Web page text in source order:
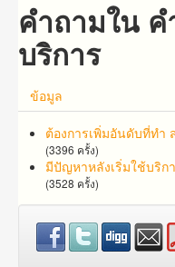
คำถามใน ค
บริการ
ข้อมูล
ต้องการเพิ่มอันดับที่ทำ
(3396 ครั้ง)
มีปัญหาหลังเริ่มใช้บริก
(3528 ครั้ง)